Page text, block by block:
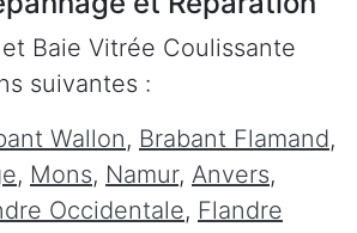
Baie Vitrée Coulissante
suivantes :
Wallon, Brabant Flamand,
, Mons, Namur, Anvers,
Occidentale, Flandre